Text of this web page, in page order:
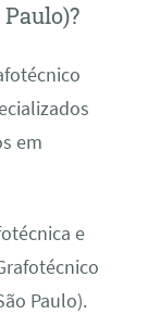
em
e
Paulo).